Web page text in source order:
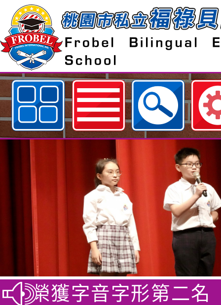
歡迎參觀：處室分機表網站
字音字形第二名 賀~